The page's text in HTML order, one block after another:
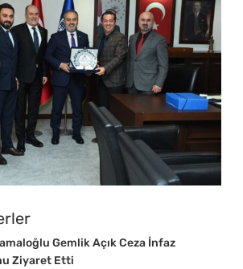
Gemlik Açık Ceza İnfaz
Ziyaret Etti